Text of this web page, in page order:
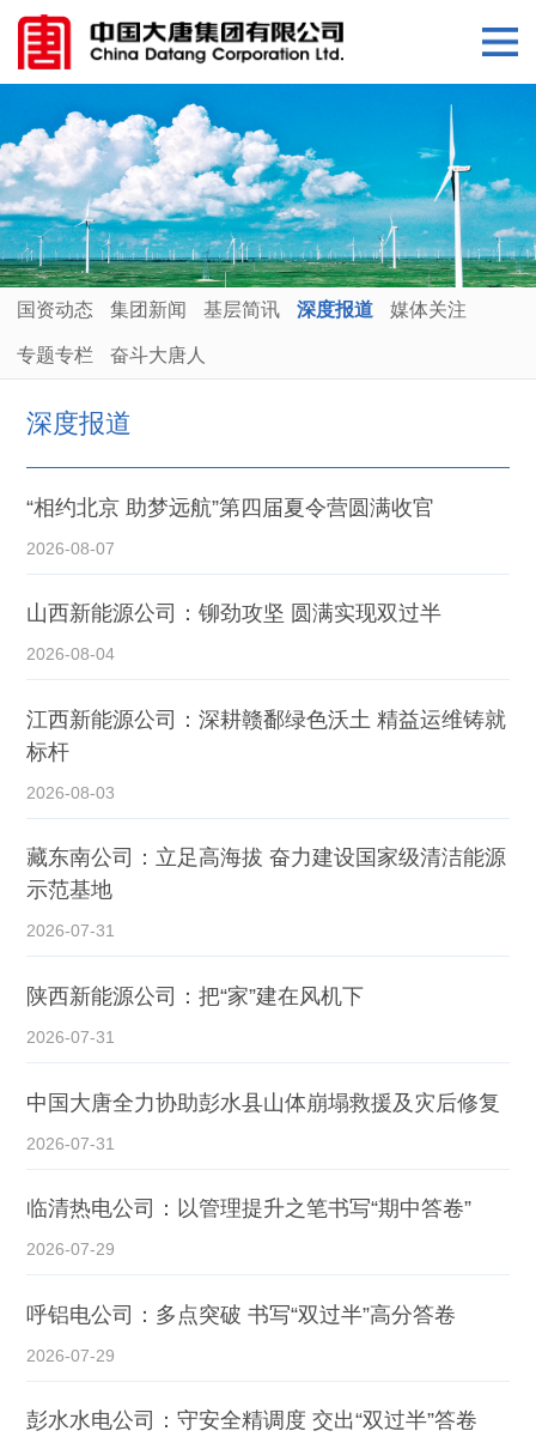
国资动态 集团新闻 基层简讯 深度报道 媒体关注
专题专栏 奋斗大唐人
深度报道
“相约北京 助梦远航”第四届夏令营圆满收官
2026-08-07
山西新能源公司：铆劲攻坚 圆满实现双过半
2026-08-04
江西新能源公司：深耕赣鄱绿色沃土 精益运维铸就
标杆
2026-08-03
藏东南公司：立足高海拔 奋力建设国家级清洁能源
示范基地
2026-07-31
陕西新能源公司：把“家”建在风机下
2026-07-31
中国大唐全力协助彭水县山体崩塌救援及灾后修复
2026-07-31
临清热电公司：以管理提升之笔书写“期中答卷”
2026-07-29
呼铝电公司：多点突破 书写“双过半”高分答卷
2026-07-29
彭水水电公司：守安全精调度 交出“双过半”答卷